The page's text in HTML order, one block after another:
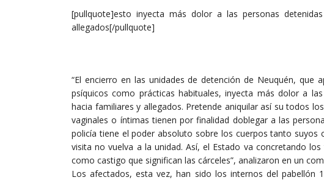
[pullquote]esto inyecta más dolor a las personas
allegados[/pullquote]
“El encierro en las unidades de detención de Neuquén,
psíquicos como prácticas habituales, inyecta más dolor a
hacia familiares y allegados. Pretende aniquilar así su todos
vaginales o íntimas tienen por finalidad doblegar a las
policía tiene el poder absoluto sobre los cuerpos tanto
visita no vuelva a la unidad. Así, el Estado va concretando
como castigo que significan las cárceles”, analizaron en un
Los afectados, esta vez, han sido los internos del pabellón